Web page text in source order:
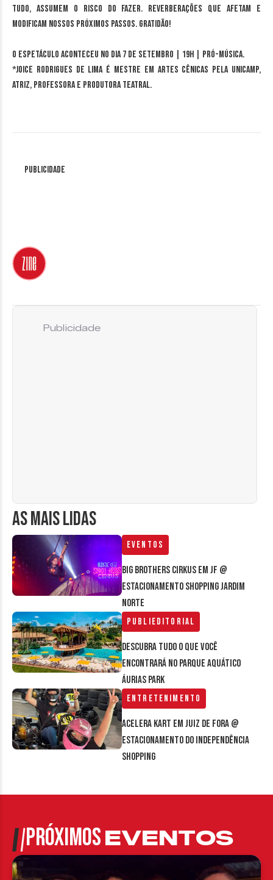
tudo, assumem o risco do fazer. Reverberações que afetam e
modificam nossos próximos passos. Gratidão!
O espetáculo aconteceu no dia 7 de setembro | 19h | Pró-Música.
*Joice Rodrigues de Lima é mestre em Artes Cênicas pela Unicamp,
atriz, professora e produtora teatral.
Publicidade
AS MAIS LIDAS
Eventos
Big Brothers Cirkus em JF @
estacionamento Shopping Jardim
Norte
Publieditorial
Descubra tudo o que você
encontrará no parque aquático
Áurias Park
Entretenimento
Acelera Kart em Juiz de Fora @
estacionamento do Independência
Shopping
Publicidade
PRÓXIMOSEVENTOS